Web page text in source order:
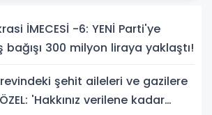
İMECESİ -6: YENİ Parti'ye
300 milyon liraya yaklaştı!
şehit aileleri ve gazilere
'Hakkınız verilene kadar